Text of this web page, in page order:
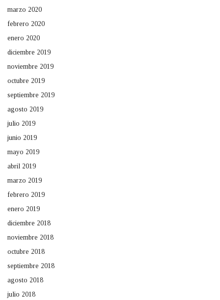
marzo 2020
febrero 2020
enero 2020
diciembre 2019
noviembre 2019
octubre 2019
septiembre 2019
agosto 2019
julio 2019
junio 2019
mayo 2019
abril 2019
marzo 2019
febrero 2019
enero 2019
diciembre 2018
noviembre 2018
octubre 2018
septiembre 2018
agosto 2018
julio 2018